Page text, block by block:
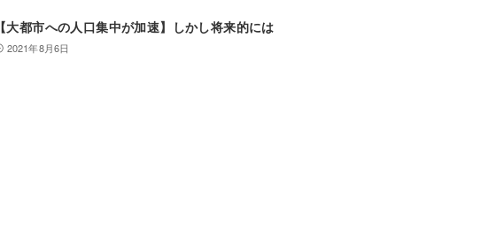
【大都市への人口集中が加速】しかし将来的には
2021年8月6日